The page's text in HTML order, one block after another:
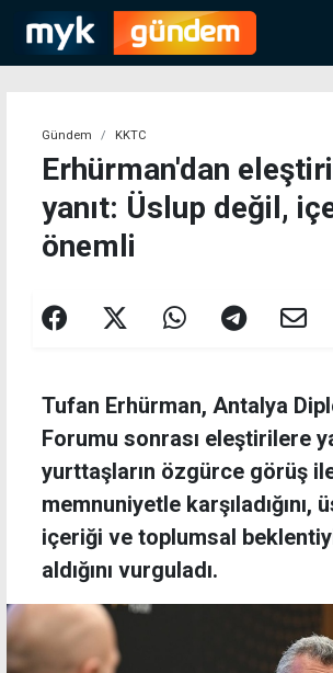
Gündem KKTC
Erhürman'dan
yanıt: Üslup değil,
önemli
Tufan Erhürman, Antalya
Forumu sonrası eleştirilere
yurttaşların özgürce görüş
memnuniyetle karşıladığını,
içeriği ve toplumsal
aldığını vurguladı.